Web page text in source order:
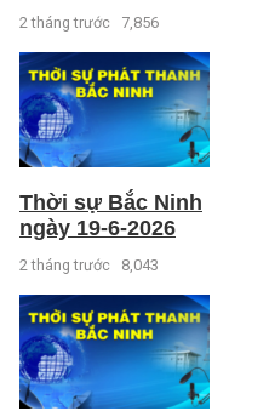
2 tháng trước 7,856
Thời sự Bắc Ninh
ngày 19-6-2026
2 tháng trước 8,043